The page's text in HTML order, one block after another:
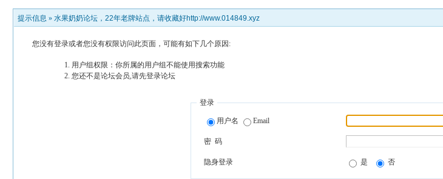
提示信息 » 水果奶奶论坛，22年老牌站点，请收藏好http://www.014849.xyz
您没有登录或者您没有权限访问此页面，可能有如下几个原因:
用户组权限：你所属的用户组不能使用搜索功能
您还不是论坛会员,请先登录论坛
登录
用户名 Email
密 码
隐身登录 是 否